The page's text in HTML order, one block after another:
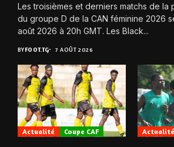
Les troisièmes et derniers matchs de la
du groupe D de la CAN féminine 2026
août 2026 à 20h GMT. Les Black...
BYFOOT.TG 7 AOÛT 2026
Actualité Coupe CAF Actualité